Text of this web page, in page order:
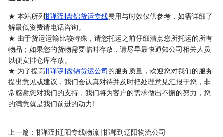
★ 本站所列邯郸到盘锦货运专线费用与时效仅供参考，如需详细了
解最低资费请电话咨询。
★ 由于货运运输比较特殊，请您托运之前仔细清点您所托运的所有
物品；如果您的货物需要临时存放，请尽早最快通知公司相关人员
以便安排仓库存放。
★ 为了提高邯郸到盘锦货运公司的服务质量，欢迎您对我们的服务
提出意见或建议，我们会认真对待并及时把处理意见汇报于您，非
常感谢您对我们的支持，我们将为客户的需求做出不懈的努力，您
的满意就是我们前进的动力!
上一篇：邯郸到辽阳专线物流|邯郸到辽阳物流公司